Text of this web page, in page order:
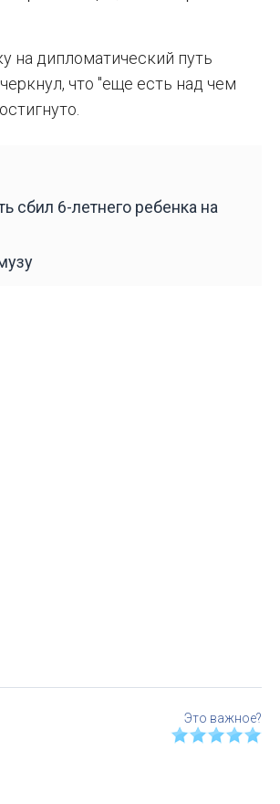
на дипломатический путь
что "еще есть над чем
сбил 6-летнего ребенка на